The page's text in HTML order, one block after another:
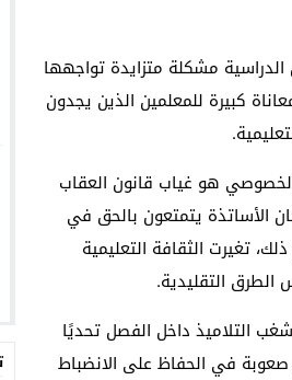
مشكلة متزايدة تواجهها
كبيرة للمعلمين الذين يجدون
الخصوصي هو غياب قانون العقاب
الأساتذة يتمتعون بالحق في
تغيرت الثقافة التعليمية
الطرق التقليدية.
التلاميذ داخل الفصل تحديًا
صعوبة في الحفاظ على الانضباط